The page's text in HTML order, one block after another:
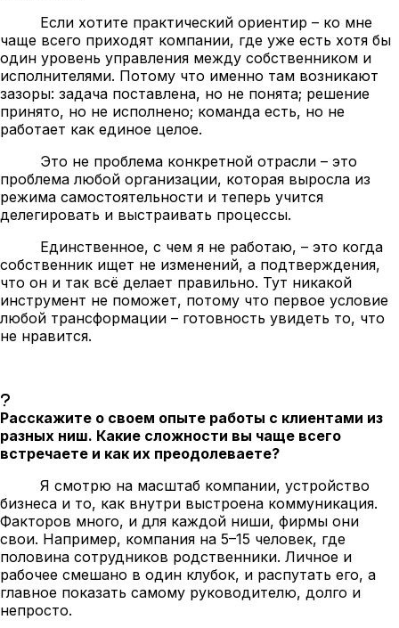
Если хотите практический ориентир – ко мне
чаще всего приходят компании, где уже есть хотя бы
один уровень управления между собственником и
исполнителями. Потому что именно там возникают
зазоры: задача поставлена, но не понята; решение
принято, но не исполнено; команда есть, но не
работает как единое целое.
Это не проблема конкретной отрасли – это
проблема любой организации, которая выросла из
режима самостоятельности и теперь учится
делегировать и выстраивать процессы.
Единственное, с чем я не работаю, – это когда
собственник ищет не изменений, а подтверждения,
что он и так всё делает правильно. Тут никакой
инструмент не поможет, потому что первое условие
любой трансформации – готовность увидеть то, что
не нравится.
Расскажите о своем опыте работы с клиентами из
разных ниш. Какие сложности вы чаще всего
встречаете и как их преодолеваете?
Я смотрю на масштаб компании, устройство
бизнеса и то, как внутри выстроена коммуникация.
Факторов много, и для каждой ниши, фирмы они
свои. Например, компания на 5–15 человек, где
половина сотрудников родственники. Личное и
рабочее смешано в один клубок, и распутать его, а
главное показать самому руководителю, долго и
непросто.